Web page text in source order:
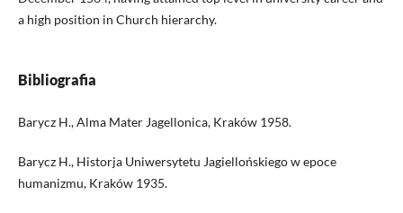
a high position in Church hierarchy.
Bibliografia
Barycz H., Alma Mater Jagellonica, Kraków 1958.
Barycz H., Historja Uniwersytetu Jagiellońskiego w epoce
humanizmu, Kraków 1935.